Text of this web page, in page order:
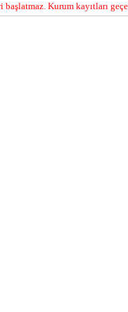
Kurum kayıtları